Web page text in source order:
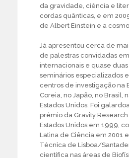
da gravidade, ciência e
cordas quânticas, e em
de Albert Einstein e a
Já apresentou cerca de
de palestras convidadas
internacionais e quase
seminários especializados
centros de investigação na
Coreia, no Japão, no Brasil,
Estados Unidos. Foi
prémio da Gravity
Estados Unidos em 1999,
Latina de Ciência em 2001
Técnica de Lisboa/
científica nas áreas de